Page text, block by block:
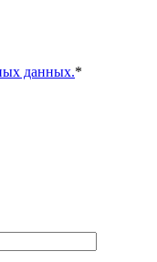
данных.*